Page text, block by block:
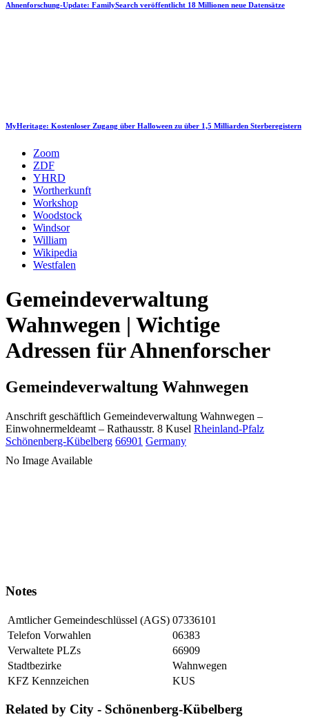
Ahnenforschung-Update: FamilySearch veröffentlicht 18 Millionen neue Datensätze
MyHeritage: Kostenloser Zugang über Halloween zu über 1,5 Milliarden Sterberegistern
Zoom
ZDF
YHRD
Wortherkunft
Workshop
Woodstock
Windsor
William
Wikipedia
Westfalen
Gemeindeverwaltung
Wahnwegen | Wichtige
Adressen für Ahnenforscher
Gemeindeverwaltung Wahnwegen
Anschrift geschäftlich Gemeindeverwaltung Wahnwegen –
Einwohnermeldeamt – Rathausstr. 8 Kusel Rheinland-Pfalz
Schönenberg-Kübelberg 66901 Germany
No Image Available
Notes
Amtlicher Gemeindeschlüssel (AGS) 07336101
Telefon Vorwahlen
06383
Verwaltete PLZs
66909
Stadtbezirke
Wahnwegen
KFZ Kennzeichen
KUS
Related by City - Schönenberg-Kübelberg